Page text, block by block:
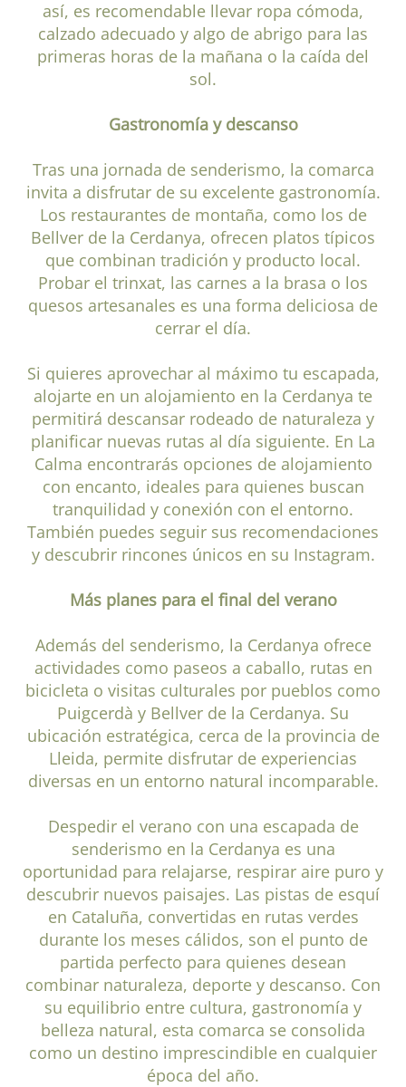
así, es recomendable llevar ropa cómoda,
calzado adecuado y algo de abrigo para las
primeras horas de la mañana o la caída del
sol.
Gastronomía y descanso
Tras una jornada de senderismo, la comarca
invita a disfrutar de su excelente gastronomía.
Los restaurantes de montaña, como los de
Bellver de la Cerdanya, ofrecen platos típicos
que combinan tradición y producto local.
Probar el trinxat, las carnes a la brasa o los
quesos artesanales es una forma deliciosa de
cerrar el día.
Si quieres aprovechar al máximo tu escapada,
alojarte en un alojamiento en la Cerdanya te
permitirá descansar rodeado de naturaleza y
planificar nuevas rutas al día siguiente. En La
Calma encontrarás opciones de alojamiento
con encanto, ideales para quienes buscan
tranquilidad y conexión con el entorno.
También puedes seguir sus recomendaciones
y descubrir rincones únicos en su Instagram.
Más planes para el final del verano
Además del senderismo, la Cerdanya ofrece
actividades como paseos a caballo, rutas en
bicicleta o visitas culturales por pueblos como
Puigcerdà y Bellver de la Cerdanya. Su
ubicación estratégica, cerca de la provincia de
Lleida, permite disfrutar de experiencias
diversas en un entorno natural incomparable.
Despedir el verano con una escapada de
senderismo en la Cerdanya es una
oportunidad para relajarse, respirar aire puro y
descubrir nuevos paisajes. Las pistas de esquí
en Cataluña, convertidas en rutas verdes
durante los meses cálidos, son el punto de
partida perfecto para quienes desean
combinar naturaleza, deporte y descanso. Con
su equilibrio entre cultura, gastronomía y
belleza natural, esta comarca se consolida
como un destino imprescindible en cualquier
época del año.